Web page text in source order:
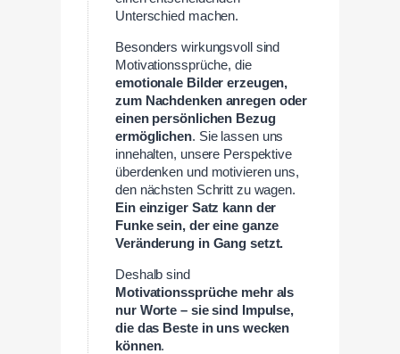
Unterschied machen.
Besonders wirkungsvoll sind
Motivationssprüche, die
emotionale Bilder erzeugen,
zum Nachdenken anregen oder
einen persönlichen Bezug
ermöglichen. Sie lassen uns
innehalten, unsere Perspektive
überdenken und motivieren uns,
den nächsten Schritt zu wagen.
Ein einziger Satz kann der
Funke sein, der eine ganze
Veränderung in Gang setzt.
Deshalb sind
Motivationssprüche mehr als
nur Worte – sie sind Impulse,
die das Beste in uns wecken
können.